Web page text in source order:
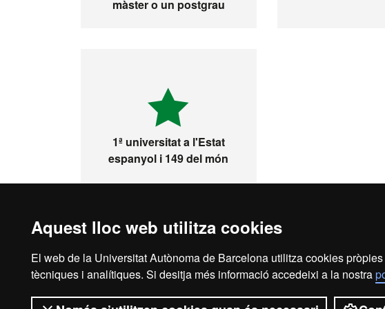
Aquest lloc web utilitza cookies
El web de la Universitat Autònoma de Barcelona utilitza cookies
tècniques i analítiques. Si desitja més informació accedeixi a la nostra
màster o un postgrau
1ª universitat a l'Estat
espanyol i 149 del món
Avís legal Protecció de dades
2026